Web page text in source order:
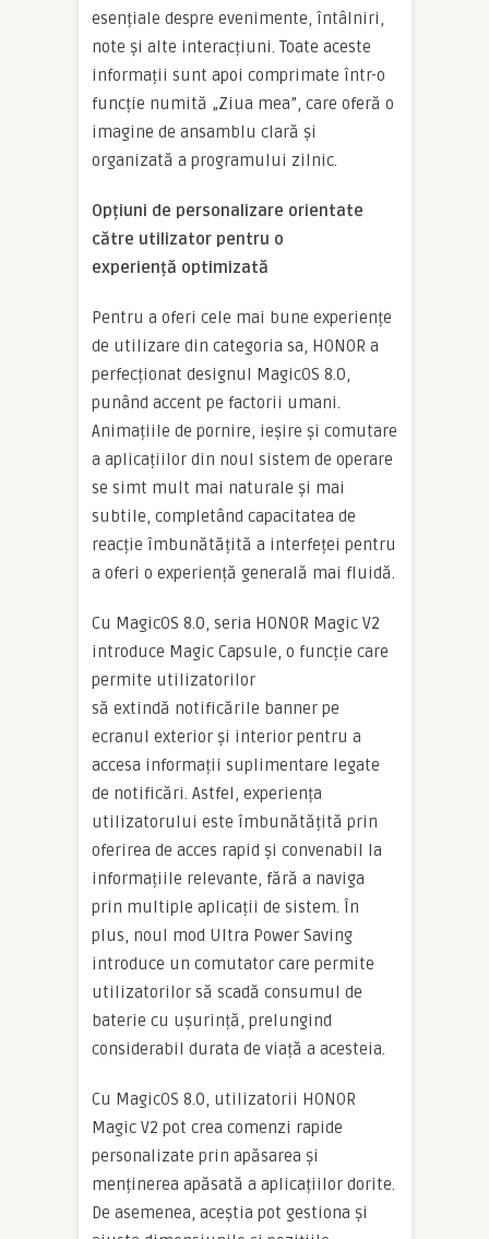
esențiale despre evenimente, întâlniri,
note și alte interacțiuni. Toate aceste
informații sunt apoi comprimate într-o
funcție numită „Ziua mea”, care oferă o
imagine de ansamblu clară și
organizată a programului zilnic.
Opțiuni de personalizare orientate
către utilizator pentru o
experiență optimizată
Pentru a oferi cele mai bune experiențe
de utilizare din categoria sa, HONOR a
perfecționat designul MagicOS 8.0,
punând accent pe factorii umani.
Animațiile de pornire, ieșire și comutare
a aplicațiilor din noul sistem de operare
se simt mult mai naturale și mai
subtile, completând capacitatea de
reacție îmbunătățită a interfeței pentru
a oferi o experiență generală mai fluidă.
Cu MagicOS 8.0, seria HONOR Magic V2
introduce Magic Capsule, o funcție care
permite utilizatorilor
să extindă notificările banner pe
ecranul exterior și interior pentru a
accesa informații suplimentare legate
de notificări. Astfel, experiența
utilizatorului este îmbunătățită prin
oferirea de acces rapid și convenabil la
informațiile relevante, fără a naviga
prin multiple aplicații de sistem. În
plus, noul mod Ultra Power Saving
introduce un comutator care permite
utilizatorilor să scadă consumul de
baterie cu ușurință, prelungind
considerabil durata de viață a acesteia.
Cu MagicOS 8.0, utilizatorii HONOR
Magic V2 pot crea comenzi rapide
personalizate prin apăsarea și
menținerea apăsată a aplicațiilor dorite.
De asemenea, aceștia pot gestiona și